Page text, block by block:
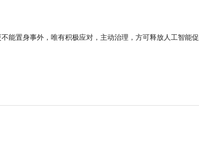
能置身事外，唯有积极应对，主动治理，方可释放人工智能